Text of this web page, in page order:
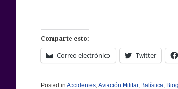
Comparte esto:
Correo electrónico Twitter
Posted in Accidentes,Aviación Militar, Balística,